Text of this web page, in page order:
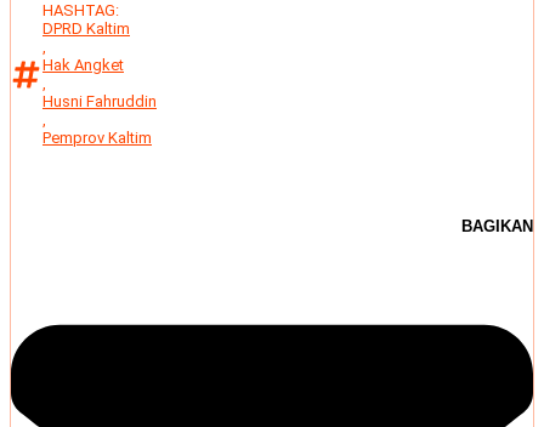
HASHTAG:
DPRD Kaltim
,
Hak Angket
,
Husni Fahruddin
,
Pemprov Kaltim
BAGIKAN